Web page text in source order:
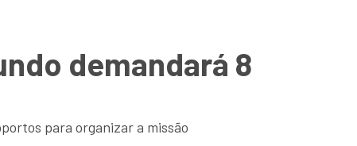
demandará 8
para organizar a missão